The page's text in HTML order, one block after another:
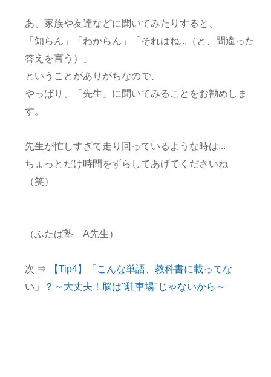
あ、家族や友達などに聞いてみたりすると、
「知らん」「わからん」「それはね...（と、間違った
答えを言う）」
ということがありがちなので、
やっぱり、「先生」に聞いてみることをお勧めしま
す。
先生が忙しすぎて走り回っているような時は...
ちょっとだけ時間をずらしてあげてくださいね
（笑）
（ふたば塾 A先生）
次 ⇒ 【Tip4】「こんな単語、教科書に載ってな
い」？～大丈夫！脳は"駐車場"じゃないから～